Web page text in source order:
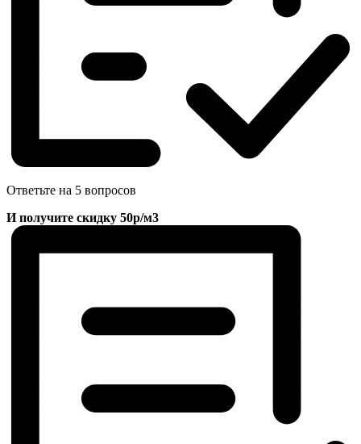
Ответьте на 5 вопросов
И получите скидку 50р/м3